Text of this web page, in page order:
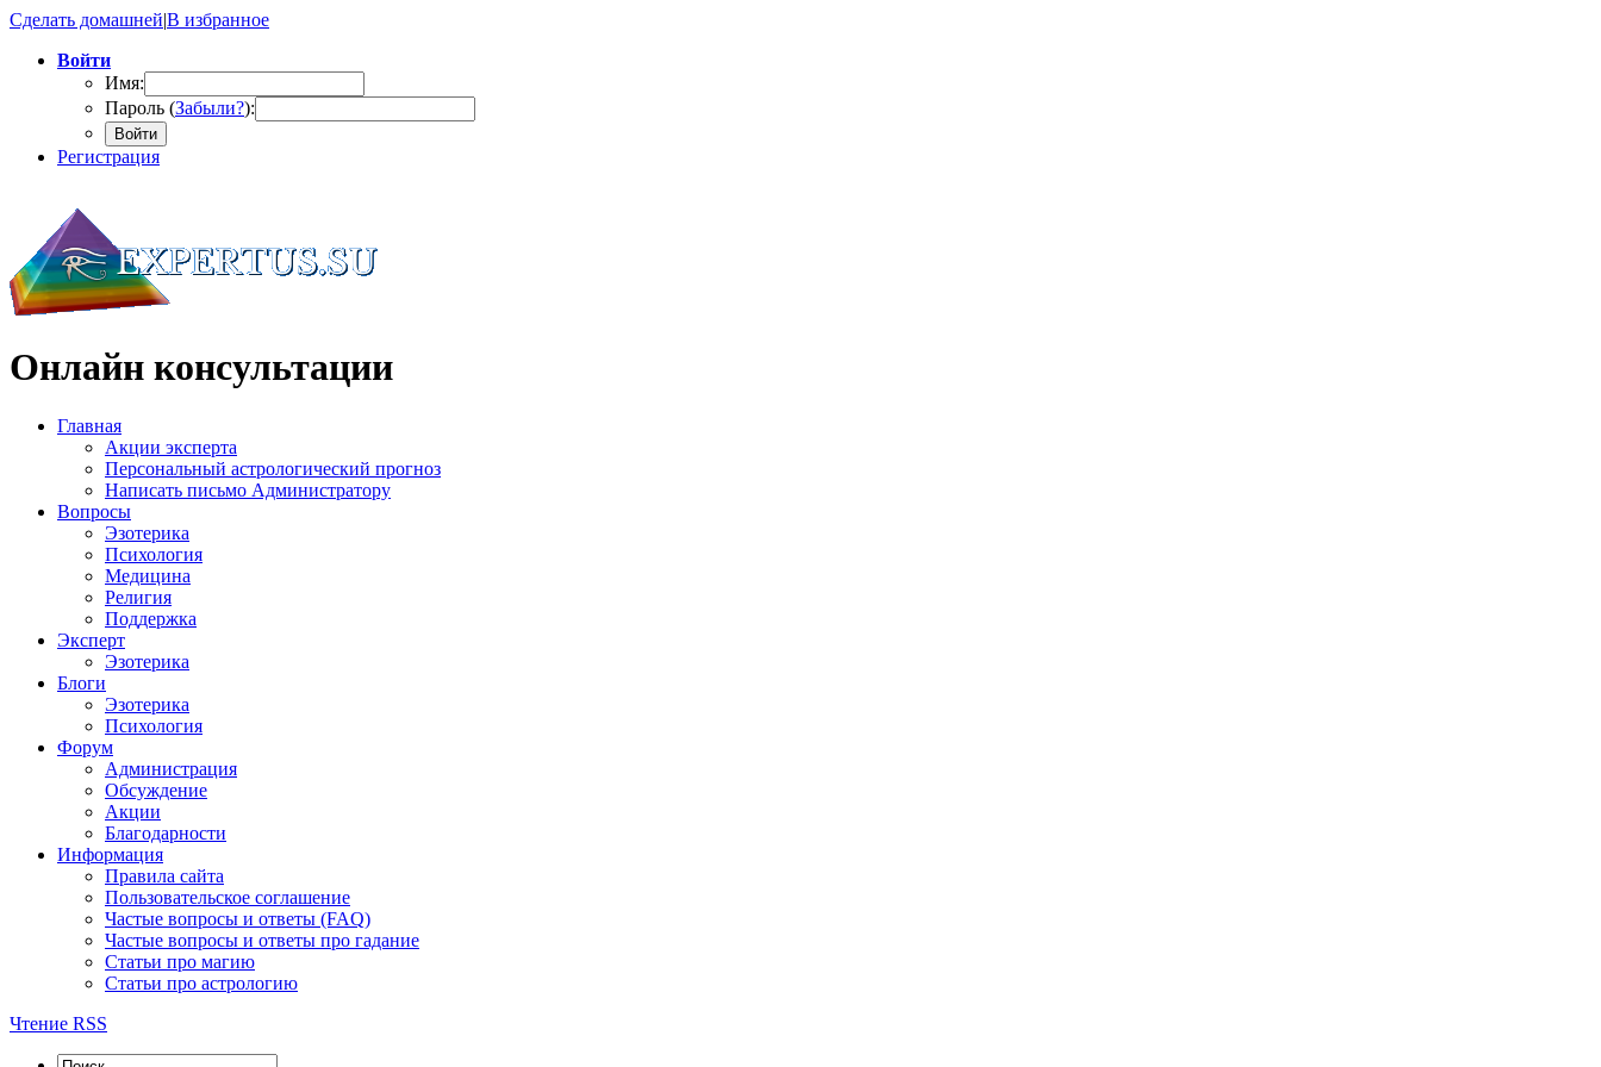
Сделать домашней|В избранное
Войти
Имя:
Пароль (Забыли?):
Войти
Регистрация
Онлайн консультации
Главная
Акции эксперта
Персональный астрологический прогноз
Написать письмо Администратору
Вопросы
Эзотерика
Психология
Медицина
Религия
Поддержка
Эксперт
Эзотерика
Блоги
Эзотерика
Психология
Форум
Администрация
Обсуждение
Акции
Благодарности
Информация
Правила сайта
Пользовательское соглашение
Частые вопросы и ответы (FAQ)
Частые вопросы и ответы про гадание
Статьи про магию
Статьи про астрологию
Чтение RSS